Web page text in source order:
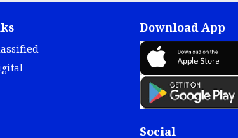
Download App
Social